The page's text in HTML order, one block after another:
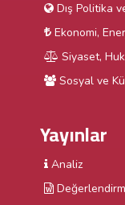
Dış Politika
Ekonomi,
Siyaset,
Sosyal ve
Yayınlar
Analiz